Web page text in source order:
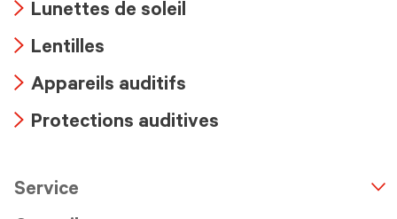
icon
icon
Lunettes de soleil
icon
Lentilles
icon
Appareils auditifs
Protections auditives
Service